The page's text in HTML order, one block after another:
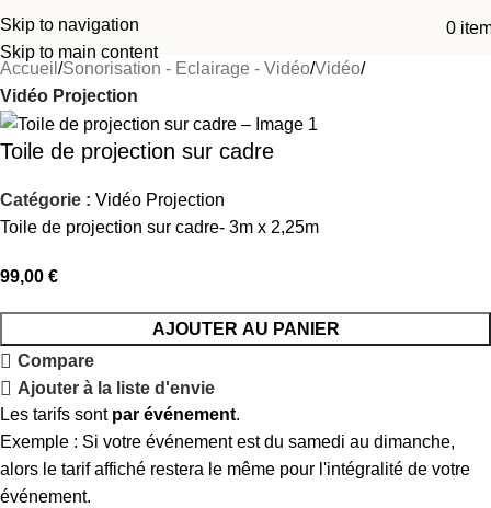
Skip to navigation
Skip to main content
0
Accueil Sonorisation - Eclairage - Vidéo Vidéo
Vidéo Projection
Toile de projection sur cadre
Catégorie : Vidéo Projection
Toile de projection sur cadre- 3m x 2,25m
99,00 €
AJOUTER AU PANIER
Compare
Ajouter à la liste d'envie
Les tarifs sont par événement.
Exemple : Si votre événement est du samedi au dimanche,
alors le tarif affiché restera le même pour l'intégralité de votre
événement.